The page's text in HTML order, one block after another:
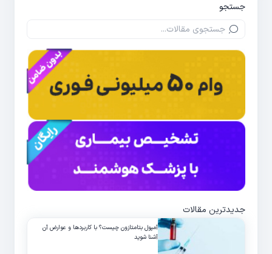
جستجو
جدیدترین مقالات
آمپول بتامتازون چیست؟ با کاربردها و عوارض آن
آشنا شوید